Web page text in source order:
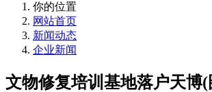
你的位置
网站首页
新闻动态
企业新闻
文物修复培训基地落户天博(